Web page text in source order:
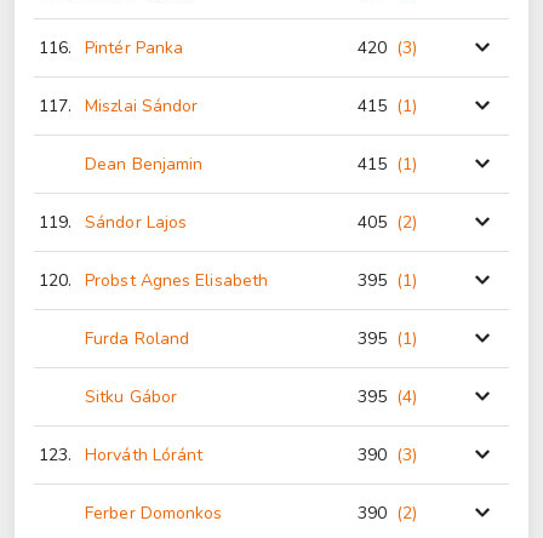
116. Pintér Panka 420 (3)
117. Miszlai Sándor 415 (1)
Dean Benjamin 415 (1)
119. Sándor Lajos 405 (2)
120. Probst Agnes Elisabeth 395 (1)
Furda Roland 395 (1)
Sitku Gábor 395 (4)
123. Horváth Lóránt 390 (3)
Ferber Domonkos 390 (2)